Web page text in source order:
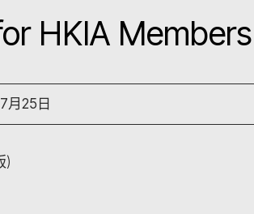
HKIA
月25日
)